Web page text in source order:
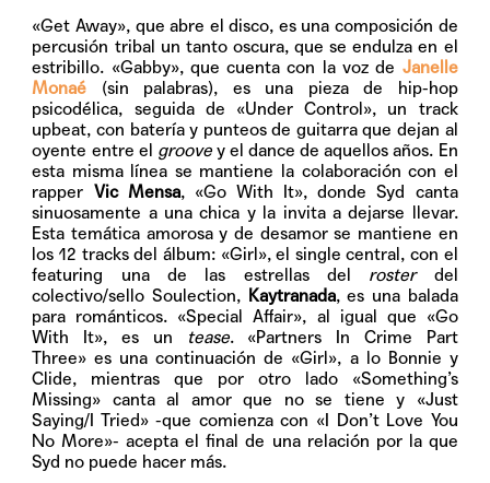
«Get Away», que abre el disco, es una composición de
percusión tribal un tanto oscura, que se endulza en el
estribillo. «Gabby», que cuenta con la voz de Janelle
Monaé (sin palabras), es una pieza de hip-hop
psicodélica, seguida de «Under Control», un track
upbeat, con batería y punteos de guitarra que dejan al
oyente entre el groovey el dance de aquellos años. En
esta misma línea se mantiene la colaboración con el
rapper Vic Mensa, «Go With It», donde Syd canta
sinuosamente a una chica y la invita a dejarse llevar.
Esta temática amorosa y de desamor se mantiene en
los 12 tracks del álbum: «Girl», el single central, con el
featuring una de las estrellas del rosterdel
colectivo/sello Soulection, Kaytranada, es una balada
para románticos. «Special Affair», al igual que «Go
With It», es un tease. «Partners In Crime Part
Three» es una continuación de «Girl», a lo Bonnie y
Clide, mientras que por otro lado «Something’s
Missing» canta al amor que no se tiene y «Just
Saying/I Tried»-que comienza con «I Don’t Love You
No More»- acepta el final de una relación por la que
Syd no puede hacer más.